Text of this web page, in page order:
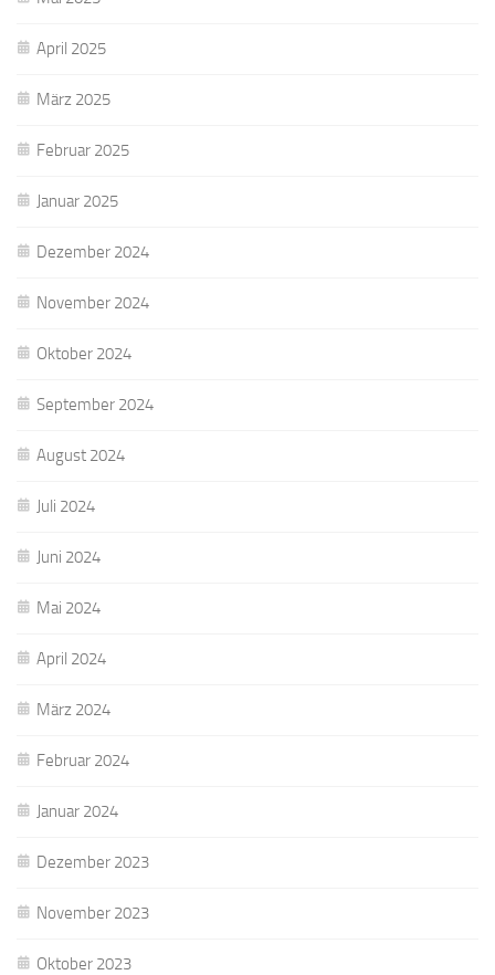
April 2025
März 2025
Februar 2025
Januar 2025
Dezember 2024
November 2024
Oktober 2024
September 2024
August 2024
Juli 2024
Juni 2024
Mai 2024
April 2024
März 2024
Februar 2024
Januar 2024
Dezember 2023
November 2023
Oktober 2023